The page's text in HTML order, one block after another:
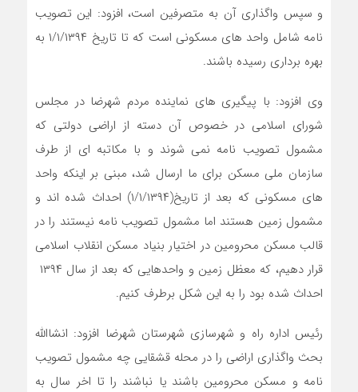
و سپس واگذاری آن به متصرفین است، افزود: این تصویب
نامه شامل واحد های مسکونی است که تا تاریخ ۱/۱/۱۳۹۴ به
بهره برداری رسیده باشند.
وی افزود: با پیگیری های نماینده مردم شهرضا در مجلس
شورای اسلامی در خصوص آن دسته از اراضی دولتی که
مشمول تصویب نامه نمی شوند و با مکاتبه ای از طرف
سازمان ملی مسکن برای ما ارسال شد، مبنی بر اینکه واحد
های مسکونی که بعد از تاریخ(۱/۱/۱۳۹۴) احداث شده اند و
مشمول زمین هستند اما مشمول تصویب نامه نیستند را در
قالب مسکن محرومین در اختیار بنیاد مسکن انقلاب اسلامی
احداث شده بود را به این شکل برطرف کنیم.
رئیس اداره راه و شهرسازی شهرستان شهرضا افزود: انشاالله
بحث واگذاری اراضی را در محله قشقایی چه مشمول تصویب
نامه و مسکن محرومین باشند یا نباشند را تا اخر سال به